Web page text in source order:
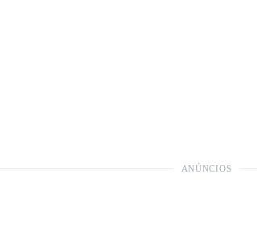
ANÚNCIOS